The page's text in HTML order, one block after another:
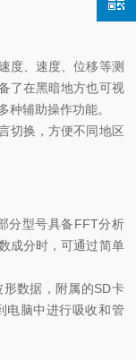
度、速度、位移等测
了在黑暗地方也可视
种辅助操作功能。
切换，方便不同地区
分型号具备FFT分析
成分时，可通过简单
数据，附属的SD卡
电脑中进行吸收和管